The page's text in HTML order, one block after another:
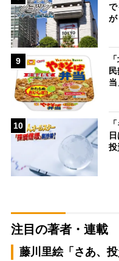
で
9
10
注目の著者・連載
藤川里絵「さあ、投